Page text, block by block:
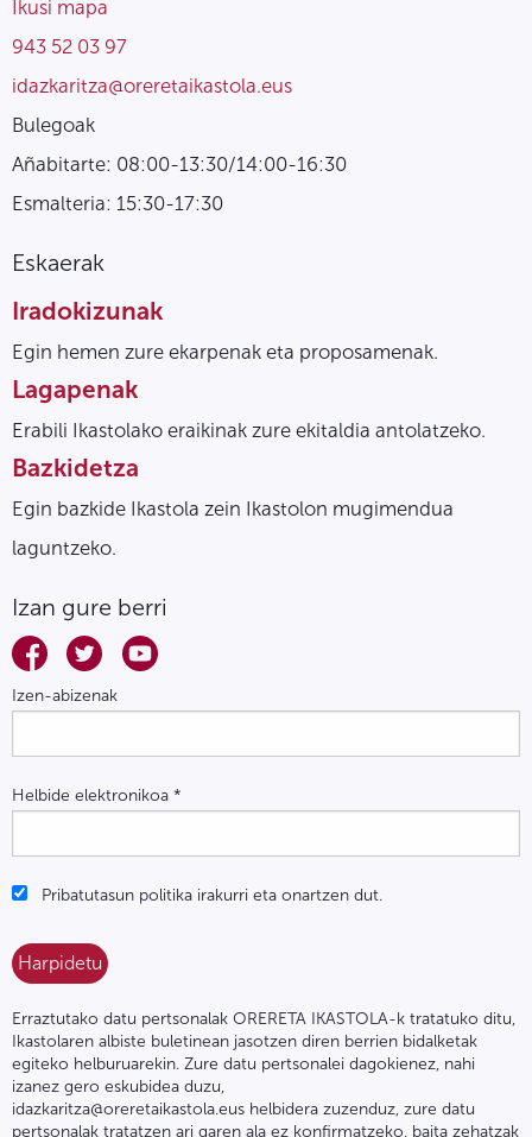
Ikusi mapa
943 52 03 97
idazkaritza@oreretaikastola.eus
Bulegoak
Añabitarte: 08:00-13:30/14:00-16:30
Esmalteria: 15:30-17:30
Eskaerak
Iradokizunak
Egin hemen zure ekarpenak eta proposamenak.
Lagapenak
Erabili Ikastolako eraikinak zure ekitaldia antolatzeko.
Bazkidetza
Egin bazkide Ikastola zein Ikastolon mugimendua
laguntzeko.
Izan gure berri
Izen-abizenak
Helbide elektronikoa *
Pribatutasun politika irakurri eta onartzen dut.
Erraztutako datu pertsonalak ORERETA IKASTOLA-k tratatuko ditu,
Ikastolaren albiste buletinean jasotzen diren berrien bidalketak
egiteko helburuarekin. Zure datu pertsonalei dagokienez, nahi
izanez gero eskubidea duzu,
idazkaritza@oreretaikastola.eus helbidera zuzenduz, zure datu
pertsonalak tratatzen ari garen ala ez konfirmatzeko, baita zehatzak